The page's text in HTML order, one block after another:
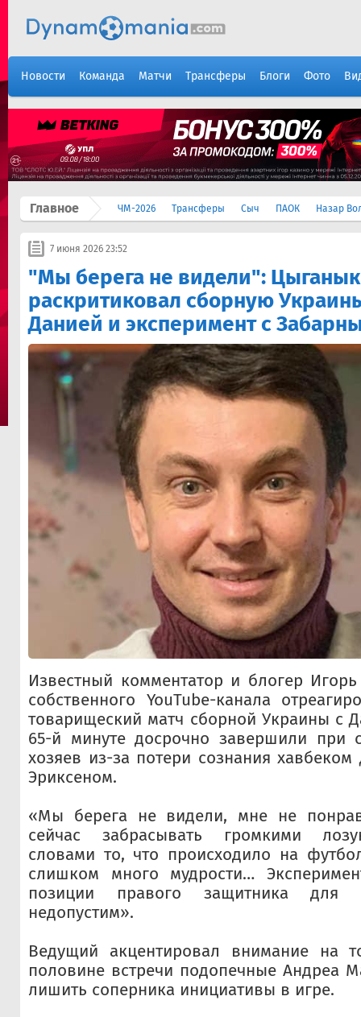
Новости Команда Матчи Трансферы Блоги Фото
Главное ЧМ-2026 Трансферы Сыч ПАОК Назар
7 июня 2026 23:52
"Мы берега не видели": Цыганык
раскритиковал сборную
Данией и эксперимент с
Известный комментатор и блогер
собственного YouTube-канала
товарищеский матч сборной Украины с
65-й минуте досрочно завершили при
хозяев из-за потери сознания
Эриксеном.
«Мы берега не видели, мне не
сейчас забрасывать громкими
словами то, что происходило на
слишком много мудрости…
позиции правого защитника для
недопустим».
Ведущий акцентировал внимание на
половине встречи подопечные Андреа
лишить соперника инициативы в игре.